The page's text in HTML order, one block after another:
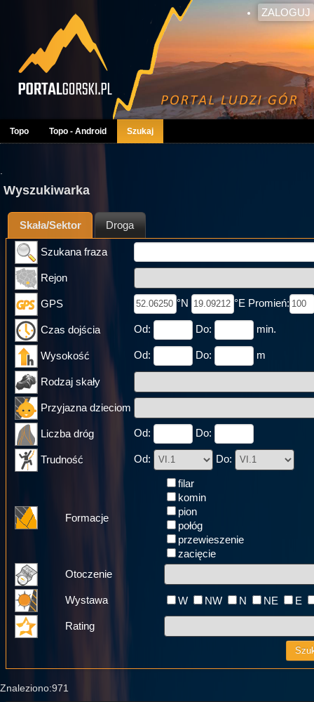
ZALOGUJ
Topo Topo - Android Szukaj
Wyszukiwarka
Skała/Sektor Droga
Szukana fraza
Rejon
GPS °N °E Promień:
Czas dojścia Od: Do: min.
Wysokość Od: Do: m
Rodzaj skały
Przyjazna dzieciom
Liczba dróg Od: Do:
Trudność Od: Do:
Formacje
filar
komin
pion
połóg
przewieszenie
zacięcie
Otoczenie
Wystawa W NW N NE E
Rating
Znaleziono:971